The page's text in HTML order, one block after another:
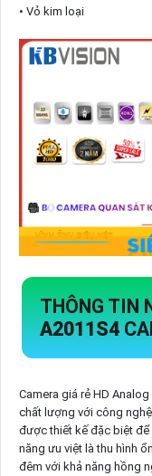
• Vỏ kim loại
THÔNG TIN
A2011S4
Camera giá rẻ HD
chất lượng với công
được thiết kế đặc biệt
năng ưu việt là thu hình
đêm với khả năng hồng